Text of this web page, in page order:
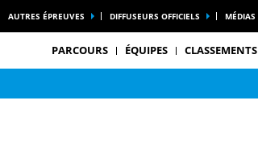
AUTRES ÉPREUVES DIFFUSEURS OFFICIELS MÉDIAS
PARCOURS ÉQUIPES CLASSEMENTS